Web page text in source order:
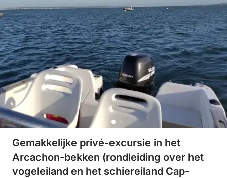
Gemakkelijke privé-excursie in het
Arcachon-bekken (rondleiding over het
vogeleiland en het schiereiland Cap-